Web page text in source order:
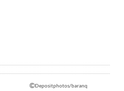
©Depositphotos/baranq